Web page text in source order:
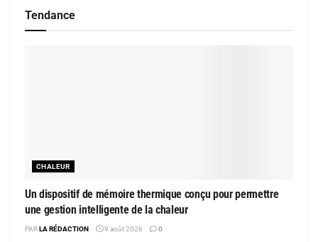
Tendance
CHALEUR
Un dispositif de mémoire thermique conçu pour permettre
une gestion intelligente de la chaleur
PARLA RÉDACTION 9 août 2026 0